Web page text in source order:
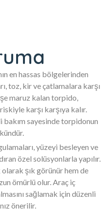
en hassas bölgelerinden
toz, kir ve çatlamalara karşı
maruz kalan torpido,
karşı karşıya kalır.
sayesinde torpidonun
yüzeyi besleyen ve
özel solüsyonlarla yapılır.
şık görünür hem de
ömürlü olur. Araç iç
sağlamak için düzenli
önerilir.